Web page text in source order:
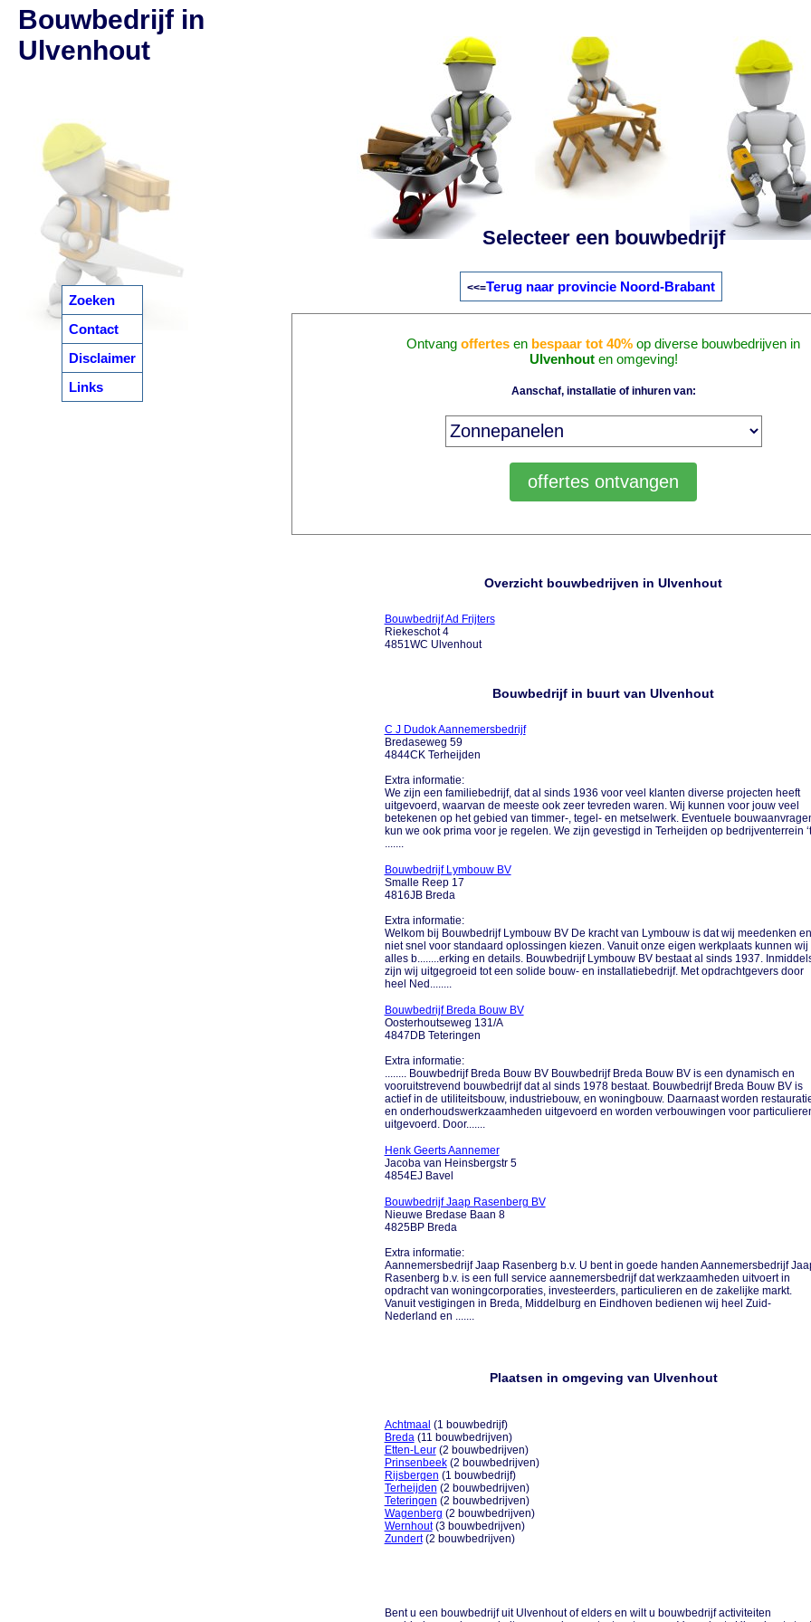
Zoeken
Contact
Disclaimer
Links
Bouwbedrijf in
Ulvenhout
Selecteer een bouwbedrijf
<<=Terug naar provincie Noord-Brabant
Ontvangoffertes en bespaar tot 40% op diverse bouwbedrijven in
Ulvenhouten omgeving!
Aanschaf, installatie of inhuren van:
Overzicht bouwbedrijven in Ulvenhout
Bouwbedrijf Ad Frijters
Riekeschot 4
4851WC Ulvenhout
Bouwbedrijf in buurt van Ulvenhout
C J Dudok Aannemersbedrijf
Bredaseweg 59
4844CK Terheijden
Extra informatie:
We zijn een familiebedrijf, dat al sinds 1936 voor veel klanten diverse projecten heeft
uitgevoerd, waarvan de meeste ook zeer tevreden waren. Wij kunnen voor jouw veel
betekenen op het gebied van timmer-, tegel- en metselwerk. Eventuele
kun we ook prima voor je regelen. We zijn gevestigd in Terheijden op bedrijventerrein ‘t
.......
Bouwbedrijf Lymbouw BV
Smalle Reep 17
4816JB Breda
Extra informatie:
Welkom bij Bouwbedrijf Lymbouw BV De kracht van Lymbouw is dat wij meedenken en
niet snel voor standaard oplossingen kiezen. Vanuit onze eigen werkplaats kunnen wij
alles b........erking en details. Bouwbedrijf Lymbouw BV bestaat al sinds 1937.
zijn wij uitgegroeid tot een solide bouw- en installatiebedrijf. Met opdrachtgevers door
heel Ned........
Bouwbedrijf Breda Bouw BV
Oosterhoutseweg 131/A
4847DB Teteringen
Extra informatie:
........ Bouwbedrijf Breda Bouw BV Bouwbedrijf Breda Bouw BV is een dynamisch en
vooruitstrevend bouwbedrijf dat al sinds 1978 bestaat. Bouwbedrijf Breda Bouw BV is
actief in de utiliteitsbouw, industriebouw, en woningbouw. Daarnaast worden
en onderhoudswerkzaamheden uitgevoerd en worden verbouwingen voor
uitgevoerd. Door.......
Henk Geerts Aannemer
Jacoba van Heinsbergstr 5
4854EJ Bavel
Bouwbedrijf Jaap Rasenberg BV
Nieuwe Bredase Baan 8
4825BP Breda
Extra informatie:
Aannemersbedrijf Jaap Rasenberg b.v. U bent in goede handen Aannemersbedrijf
Rasenberg b.v. is een full service aannemersbedrijf dat werkzaamheden uitvoert in
opdracht van woningcorporaties, investeerders, particulieren en de zakelijke markt.
Vanuit vestigingen in Breda, Middelburg en Eindhoven bedienen wij heel Zuid-
Nederland en .......
Plaatsen in omgeving van Ulvenhout
Achtmaal (1 bouwbedrijf)
Breda(11 bouwbedrijven)
Etten-Leur(2 bouwbedrijven)
Prinsenbeek(2 bouwbedrijven)
Rijsbergen (1 bouwbedrijf)
Terheijden (2 bouwbedrijven)
Teteringen (2 bouwbedrijven)
Wagenberg (2 bouwbedrijven)
Wernhout(3 bouwbedrijven)
Zundert(2 bouwbedrijven)
Bent u een bouwbedrijf uit Ulvenhout of elders en wilt u bouwbedrijf activiteiten